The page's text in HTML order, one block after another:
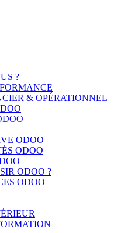
?
& OPÉRATIONNEL
ODOO
ODOO
ODOO ?
ODOO